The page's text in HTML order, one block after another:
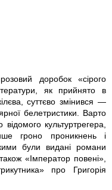
доробок «сірого
як прийнято в
суттєво змінився —
белетристики. Варто
культуртрегера,
гроно проникнень і
були видані романи
«Імператор повені»,
про Григорія